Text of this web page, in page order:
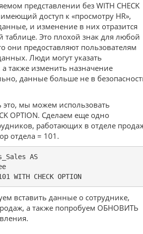
представлении без WITH CHECK
доступ к «просмотру HR»,
и изменение в них отразится
таблице. Это плохой знак для любой
они предоставляют пользователям
Люди могут указать
также изменить назначение
данные больше не в
это, мы можем использовать
OPTION. Сделаем еще одно
работающих в отделе
отдела = 101.
AS
WITH CHECK OPTION
вставить данные о сотруднике,
а также попробуем ОБНОВИТЬ